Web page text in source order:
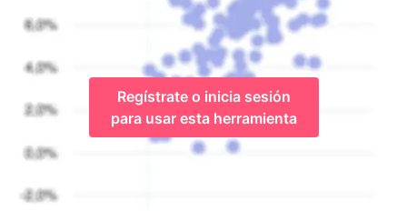
Regístrate o inicia sesión
para usar esta herramienta